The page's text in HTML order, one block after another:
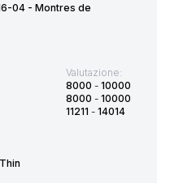
04 - Montres de
Valutazione:
8000 - 10000
8000 - 10000
11211 - 14014